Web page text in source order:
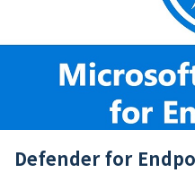
Defender for